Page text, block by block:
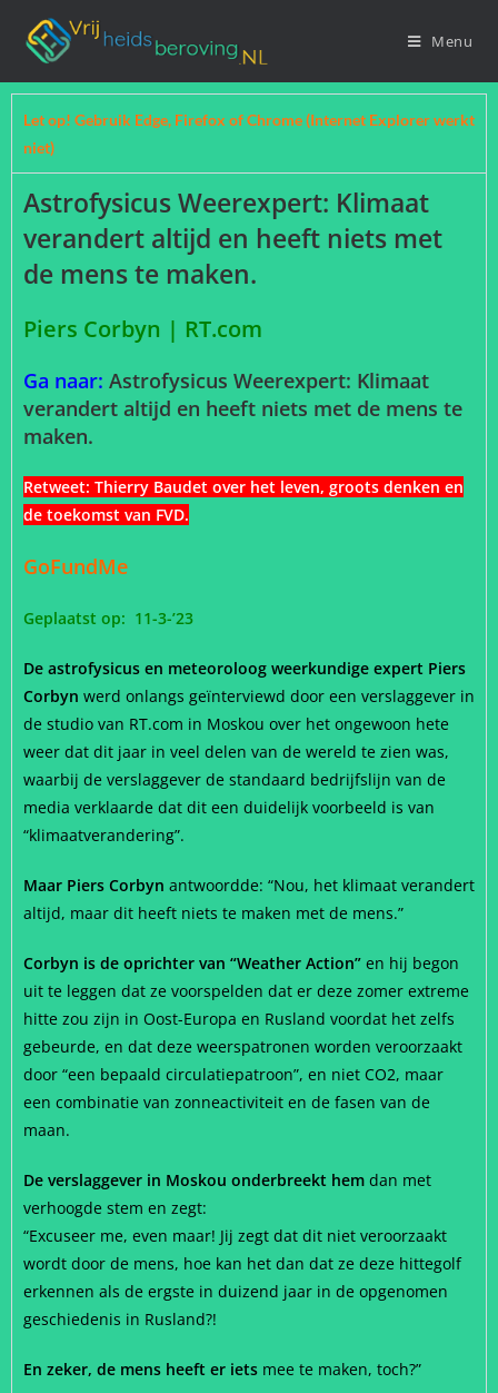
Menu
Let op! Gebruik Edge, Firefox of Chrome (Internet Explorer werkt
niet)
Astrofysicus Weerexpert: Klimaat
verandert altijd en heeft niets met
de mens te maken.
Piers Corbyn | RT.com
Ga naar: Astrofysicus Weerexpert: Klimaat
verandert altijd en heeft niets met de mens te
maken.
Retweet: Thierry Baudet over het leven, groots denken en
de toekomst van FVD.
GoFundMe
Geplaatst op: 11-3-’23
De astrofysicus en meteoroloog weerkundige expert Piers
Corbyn werd onlangs geïnterviewd door een verslaggever in
de studio van RT.com in Moskou over het ongewoon hete
weer dat dit jaar in veel delen van de wereld te zien was,
waarbij de verslaggever de standaard bedrijfslijn van de
media verklaarde dat dit een duidelijk voorbeeld is van
“klimaatverandering”.
Maar Piers Corbyn antwoordde: “Nou, het klimaat verandert
altijd, maar dit heeft niets te maken met de mens.”
Corbyn is de oprichter van “Weather Action” en hij begon
uit te leggen dat ze voorspelden dat er deze zomer extreme
hitte zou zijn in Oost-Europa en Rusland voordat het zelfs
gebeurde, en dat deze weerspatronen worden veroorzaakt
door “een bepaald circulatiepatroon”, en niet CO2, maar
een combinatie van zonneactiviteit en de fasen van de
maan.
De verslaggever in Moskou onderbreekt hem dan met
verhoogde stem en zegt:
“Excuseer me, even maar! Jij zegt dat dit niet veroorzaakt
wordt door de mens, hoe kan het dan dat ze deze hittegolf
erkennen als de ergste in duizend jaar in de opgenomen
geschiedenis in Rusland?!
En zeker, de mens heeft er iets mee te maken, toch?”